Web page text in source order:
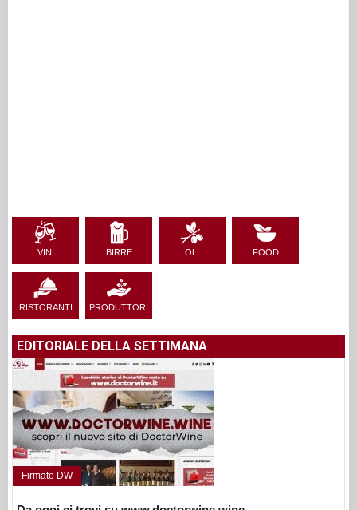
VINI BIRRE OLI FOOD
RISTORANTI PRODUTTORI
EDITORIALE DELLA SETTIMANA
Firmato DW